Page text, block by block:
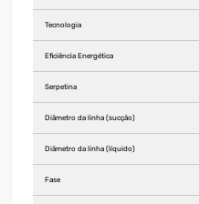
Tecnologia
Eficiência Energética
Serpetina
Diâmetro da linha (sucção)
Diâmetro da linha (líquido)
Fase